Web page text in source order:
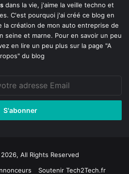
dans la vie, j'aime la veille techno et
C'est pourquoi j'ai créé ce blog en
la création de mon auto entreprise de
seine et marne. Pour en savoir un peu
en lire un peu plus sur la page "A
du blog
All Rights Reserved
Soutenir Tech2Tech.fr